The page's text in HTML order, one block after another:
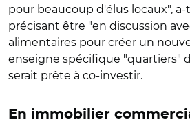
pour beaucoup d'élus locaux",
précisant être "en discussion
alimentaires pour créer un
enseigne spécifique "quartiers"
serait prête à co-investir.
En immobilier